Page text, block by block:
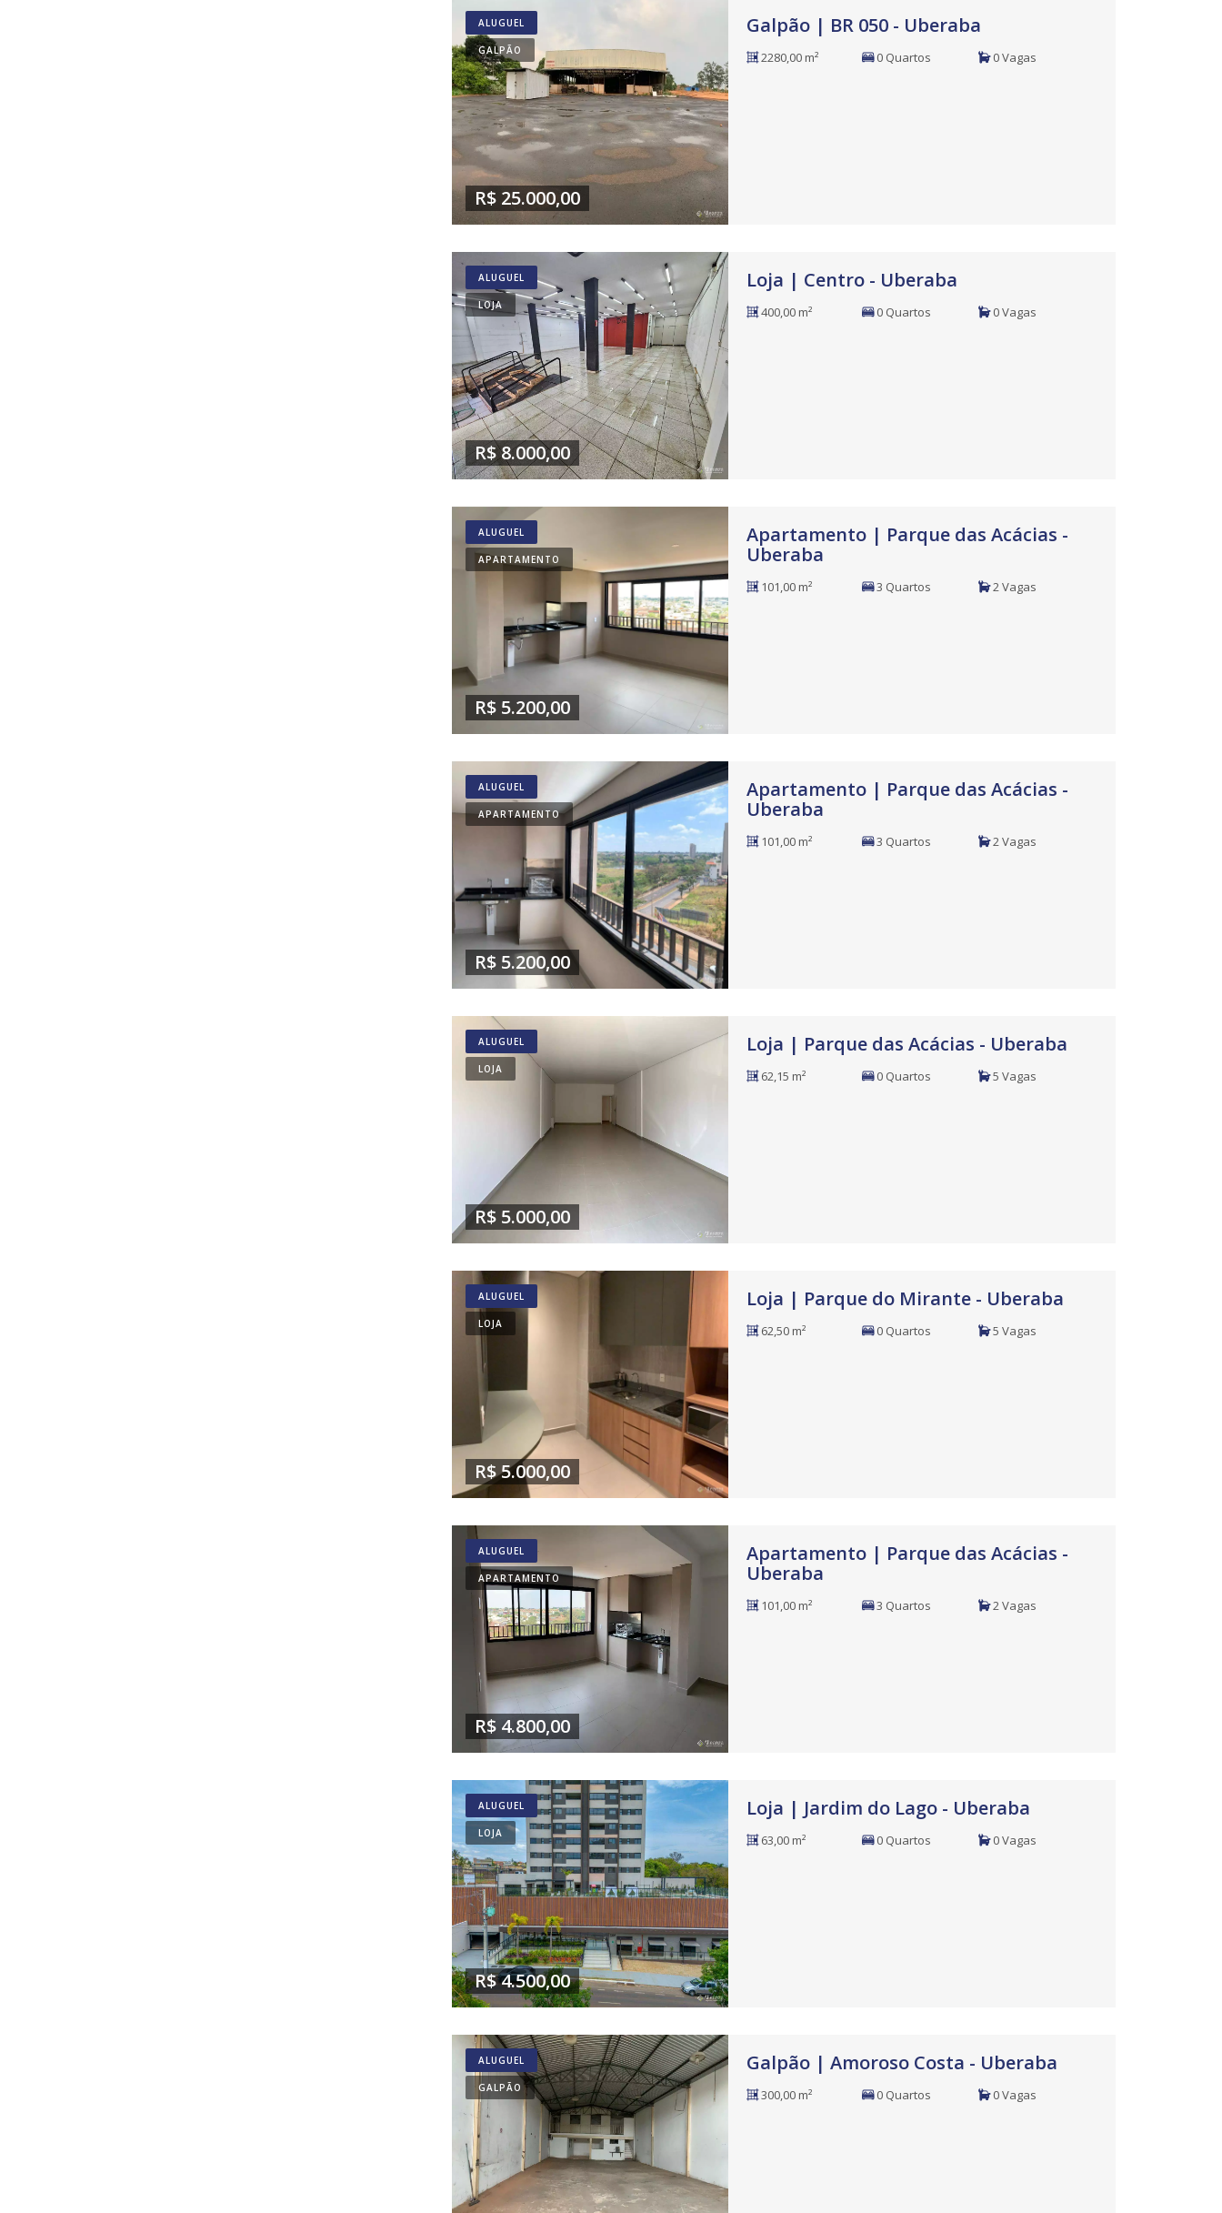
ALUGUEL
GALPÃO
R$ 25.000,00
Galpão | BR 050 - Uberaba
2280,00 m² 0 Quartos 0 Vagas
ALUGUEL
LOJA
R$ 8.000,00
Loja | Centro - Uberaba
400,00 m² 0 Quartos 0 Vagas
ALUGUEL
APARTAMENTO
R$ 5.200,00
Apartamento | Parque das Acácias -
Uberaba
101,00 m² 3 Quartos 2 Vagas
ALUGUEL
APARTAMENTO
R$ 5.200,00
Apartamento | Parque das Acácias -
Uberaba
101,00 m² 3 Quartos 2 Vagas
ALUGUEL
LOJA
R$ 5.000,00
Loja | Parque das Acácias - Uberaba
62,15 m² 0 Quartos 5 Vagas
ALUGUEL
LOJA
R$ 5.000,00
Loja | Parque do Mirante - Uberaba
62,50 m² 0 Quartos 5 Vagas
ALUGUEL
APARTAMENTO
R$ 4.800,00
Apartamento | Parque das Acácias -
Uberaba
101,00 m² 3 Quartos 2 Vagas
ALUGUEL
LOJA
R$ 4.500,00
Loja | Jardim do Lago - Uberaba
63,00 m² 0 Quartos 0 Vagas
ALUGUEL
GALPÃO
Galpão | Amoroso Costa - Uberaba
300,00 m² 0 Quartos 0 Vagas